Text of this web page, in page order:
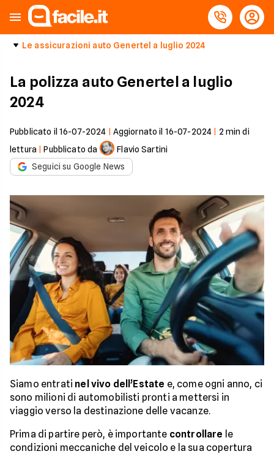
Le assicurazioni auto Genertel a luglio 2024
La polizza auto Genertel a luglio
2024
Pubblicato il 16-07-2024 Aggiornato il 16-07-2024 2 min di
lettura |Pubblicato da
Flavio Sartini
Seguici su Google News
Siamo entrati nel vivo dell’Estate e, come ogni anno, ci
sono milioni di automobilisti pronti a mettersi in
viaggio verso la destinazione delle vacanze.
Prima di partire però, è importante controllare le
condizioni meccaniche del veicolo e la sua copertura